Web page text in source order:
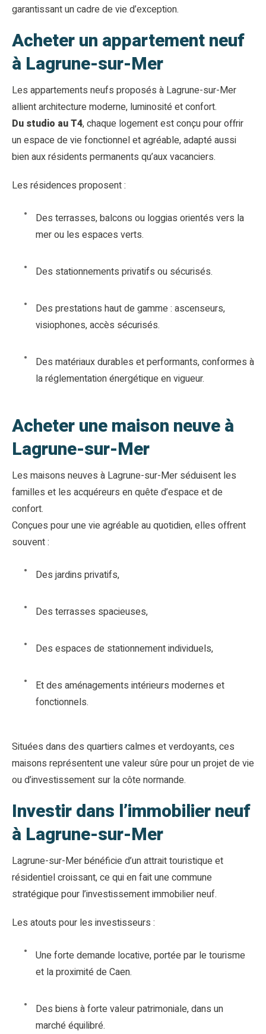
garantissant un cadre de vie d’exception.
Acheter un appartement neuf
à Lagrune-sur-Mer
Les appartements neufs proposés à Lagrune-sur-Mer
allient architecture moderne, luminosité et confort.
Du studio au T4, chaque logement est conçu pour offrir
un espace de vie fonctionnel et agréable, adapté aussi
bien aux résidents permanents qu’aux vacanciers.
Les résidences proposent :
Des terrasses, balcons ou loggias orientés vers la
mer ou les espaces verts.
Des stationnements privatifs ou sécurisés.
Des prestations haut de gamme : ascenseurs,
visiophones, accès sécurisés.
Des matériaux durables et performants, conformes à
la réglementation énergétique en vigueur.
Acheter une maison neuve à
Lagrune-sur-Mer
Les maisons neuves à Lagrune-sur-Mer séduisent les
familles et les acquéreurs en quête d’espace et de
confort.
Conçues pour une vie agréable au quotidien, elles offrent
souvent :
Des jardins privatifs,
Des terrasses spacieuses,
Des espaces de stationnement individuels,
Et des aménagements intérieurs modernes et
fonctionnels.
Situées dans des quartiers calmes et verdoyants, ces
maisons représentent une valeur sûre pour un projet de vie
ou d’investissement sur la côte normande.
Investir dans l’immobilier neuf
à Lagrune-sur-Mer
Lagrune-sur-Mer bénéficie d’un attrait touristique et
résidentiel croissant, ce qui en fait une commune
stratégique pour l’investissement immobilier neuf.
Les atouts pour les investisseurs :
Une forte demande locative, portée par le tourisme
et la proximité de Caen.
Des biens à forte valeur patrimoniale, dans un
marché équilibré.